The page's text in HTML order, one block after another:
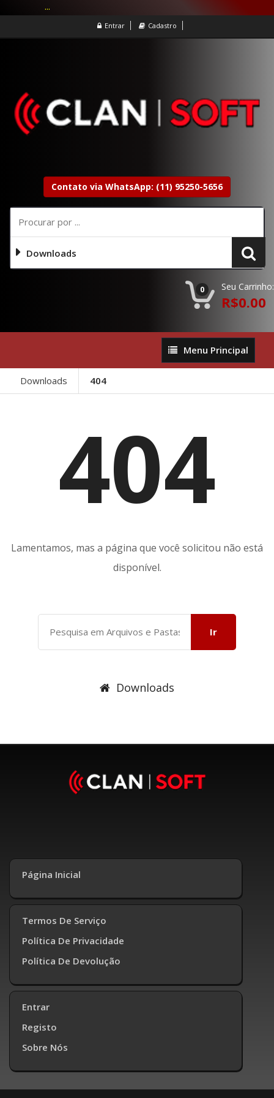
Entrar Cadastro
Contato via WhatsApp: (11) 95250-5656
Downloads
0 Seu Carrinho:
R$0.00
Menu
Principal
Menu Principal
Downloads 404
404
Lamentamos, mas a página que você solicitou não está
disponível.
Ir
Downloads
Página Inicial
Termos De Serviço
Política De Privacidade
Política De Devolução
Entrar
Registo
Sobre Nós